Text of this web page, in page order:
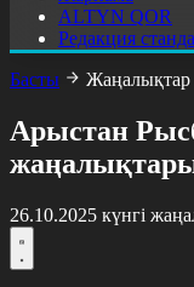
ALTYN QOR
Редакция
Басты
Жаңалықтар
Арыстан
26.10.2025 күнгі